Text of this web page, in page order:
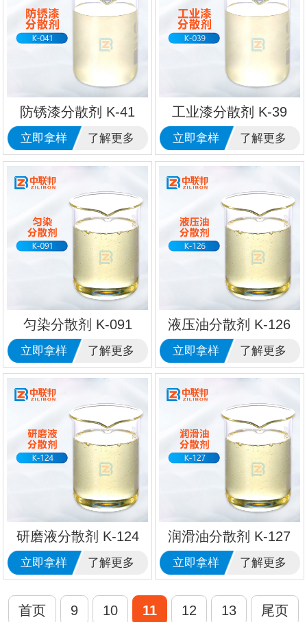
防锈漆分散剂 K-41
立即拿样 了解更多
工业漆分散剂 K-39
立即拿样 了解更多
匀染分散剂 K-091
立即拿样 了解更多
液压油分散剂 K-126
立即拿样 了解更多
研磨液分散剂 K-124
立即拿样 了解更多
润滑油分散剂 K-127
立即拿样 了解更多
首页 9 10 11 12 13 尾页